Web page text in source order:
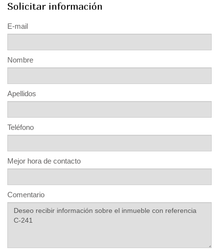
Solicitar información
E-mail
Nombre
Apellidos
Teléfono
Mejor hora de contacto
Comentario